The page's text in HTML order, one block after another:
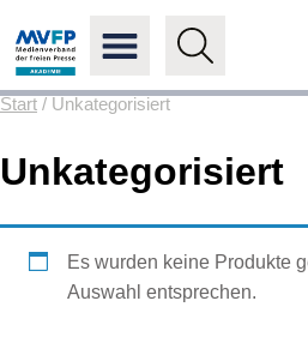
Start / Unkategorisiert
Unkategorisiert
Es wurden keine Produkte
Auswahl entsprechen.